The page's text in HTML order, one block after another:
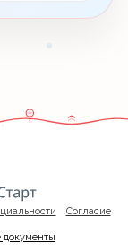
Согласие
документы